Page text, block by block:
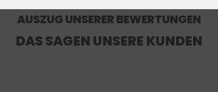
AUSZUG UNSERER BEWERTUNGEN
DAS SAGEN UNSERE KUNDEN